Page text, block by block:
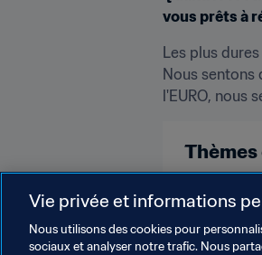
vous prêts à
Les plus
Nous sentons
l'EURO, nous
Thèmes
Spain
Vie privée et informations
Nous utilisons des cookies pour
sociaux et analyser notre trafic. Nous